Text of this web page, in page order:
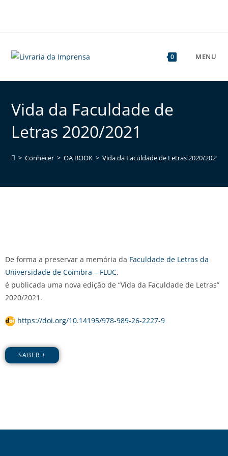
0 MENU
Vida da Faculdade de
Letras 2020/2021
> Conhecer > OA BOOK > Vida da Faculdade de Letras 2020/2021
De forma a preservar a memória da Faculdade de Letras da
Universidade de Coimbra – FLUC,
é publicada uma nova edição de “Vida da Faculdade de Letras”
2020/2021.
https://doi.org/10.14195/978-989-26-2227-9
SABER +
Utilizamos cookies no nosso website para lhe